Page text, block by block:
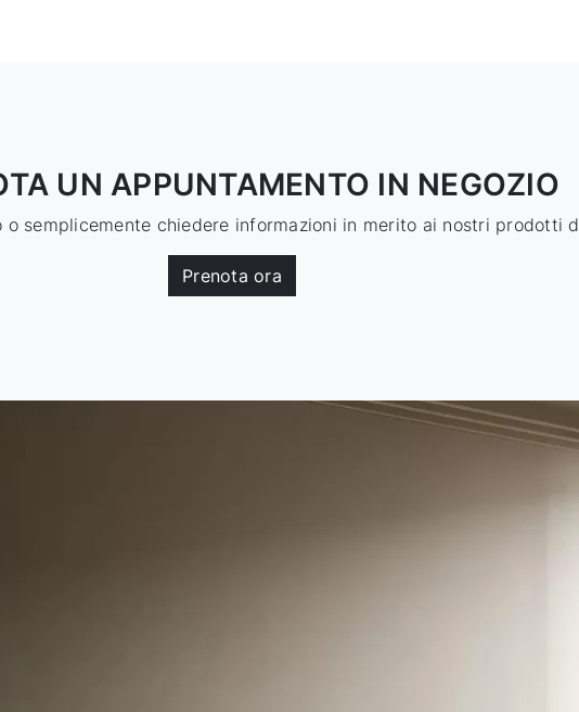
UN APPUNTAMENTO IN NEGOZIO
o semplicemente chiedere informazioni in merito ai nostri prodotti
Prenota ora